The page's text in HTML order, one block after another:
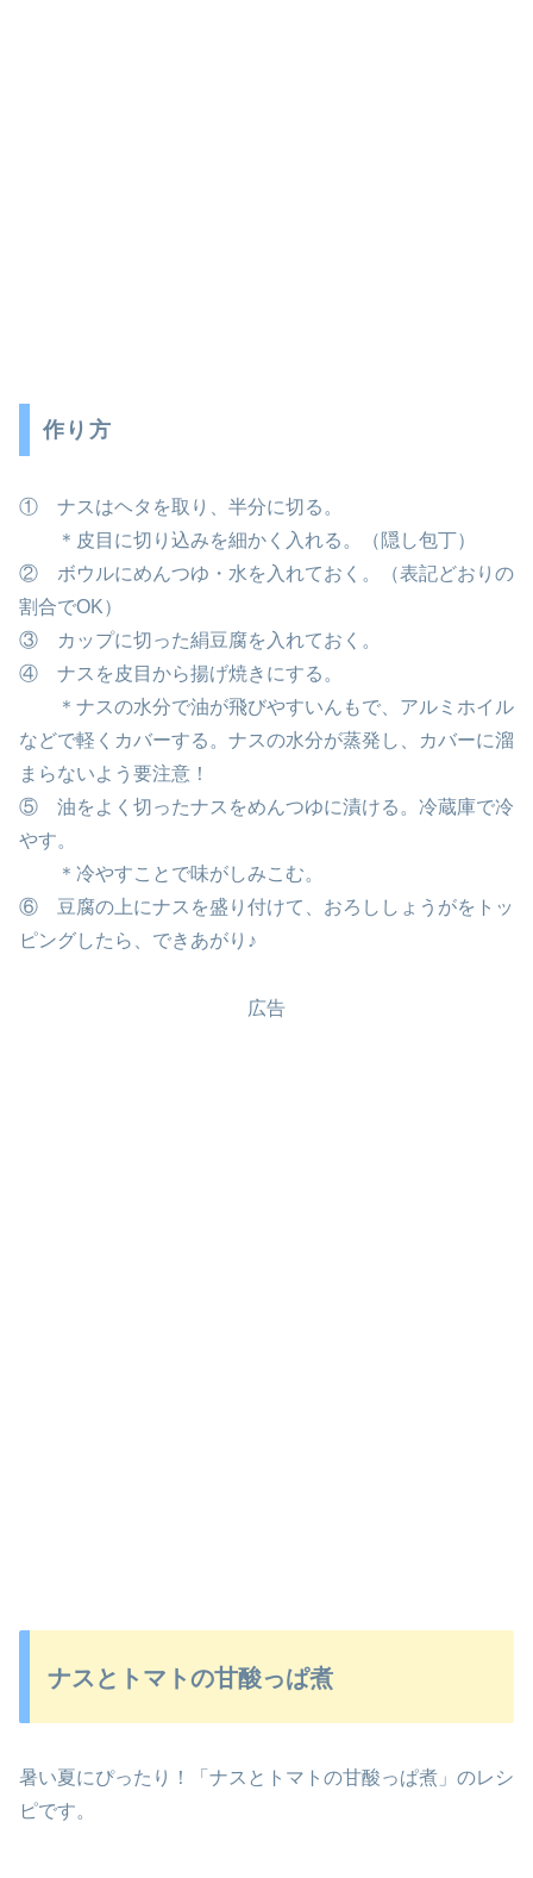
作り方
① ナスはヘタを取り、半分に切る。
＊皮目に切り込みを細かく入れる。（隠し包丁）
② ボウルにめんつゆ・水を入れておく。（表記どおりの
割合でOK）
③ カップに切った絹豆腐を入れておく。
④ ナスを皮目から揚げ焼きにする。
＊ナスの水分で油が飛びやすいんもで、アルミホイル
などで軽くカバーする。ナスの水分が蒸発し、カバーに溜
まらないよう要注意！
⑤ 油をよく切ったナスをめんつゆに漬ける。冷蔵庫で冷
やす。
＊冷やすことで味がしみこむ。
⑥ 豆腐の上にナスを盛り付けて、おろししょうがをトッ
ピングしたら、できあがり♪
広告
ナスとトマトの甘酸っぱ煮
暑い夏にぴったり！「ナスとトマトの甘酸っぱ煮」のレシ
ピです。